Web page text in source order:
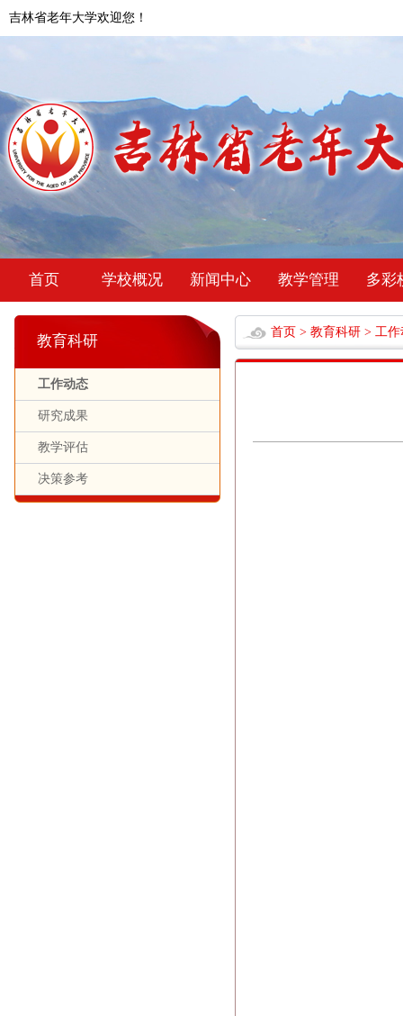
吉林省老年大学欢迎您！
首页 学校概况 新闻中心 教学管理 多彩
教育科研
工作动态
研究成果
教学评估
决策参考
首页 > 教育科研 > 工作